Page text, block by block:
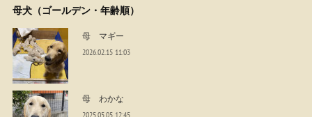
母犬（ゴールデン・年齢順）
母 マギー
2026.02.15 11:03
母 わかな
2025.05.05 12:45